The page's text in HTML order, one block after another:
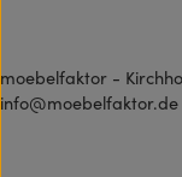
moebelfaktor -
info@moebelfaktor.de